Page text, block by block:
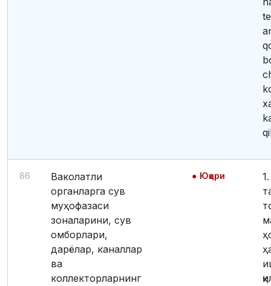
86
Ваколатли
органларга сув
муҳофазаси
зоналарини, сув
омборлари,
дарёлар, каналлар
ва
коллекторларнинг
Юқори
1. Буюртмачи